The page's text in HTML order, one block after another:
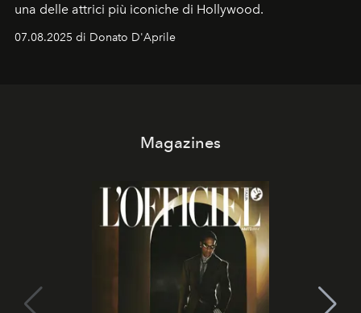
una delle attrici più iconiche di Hollywood.
07.08.2025 di Donato D'Aprile
Magazines